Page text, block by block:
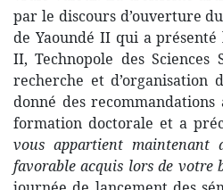
par le discours d’ouverture
de Yaoundé II qui a présenté
II, Technopole des Sciences
recherche et d’organisation
donné des
formation doctorale et a
vous appartient maintenant
favorable acquis lors de votre